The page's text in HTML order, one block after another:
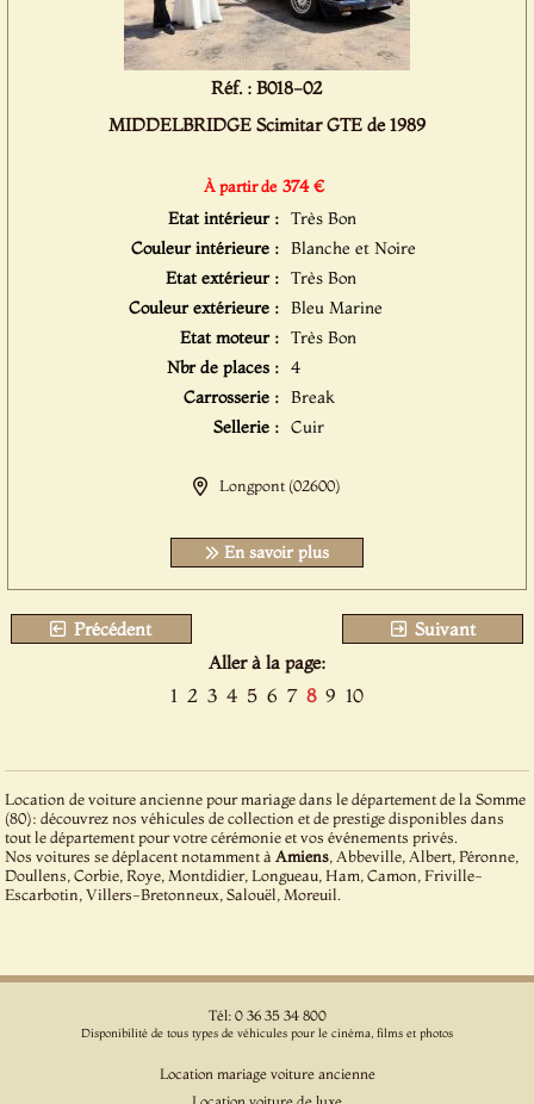
Réf. : B018-02
MIDDELBRIDGE Scimitar GTE de 1989
À partir de 374 €
Etat intérieur : Très Bon
Couleur intérieure : Blanche et Noire
Etat extérieur : Très Bon
Couleur extérieure : Bleu Marine
Etat moteur : Très Bon
Nbr de places : 4
Carrosserie : Break
Sellerie : Cuir
Longpont (02600)
En savoir plus
Précédent
Suivant
Aller à la page:
1 2 3 4 5 6 7 8 9 10
Location de voiture ancienne pour mariage dans le département de la Somme
(80): découvrez nos véhicules de collection et de prestige disponibles dans
tout le département pour votre cérémonie et vos événements privés.
Nos voitures se déplacent notamment à Amiens , Abbeville, Albert, Péronne,
Doullens, Corbie, Roye, Montdidier, Longueau, Ham, Camon, Friville-
Escarbotin, Villers-Bretonneux, Salouël, Moreuil.
Tél: 0 36 35 34 800
Disponibilité de tous types de véhicules pour le cinéma, films et photos
Location mariage voiture ancienne